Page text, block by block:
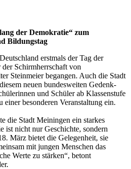
der Demokratie“ zum
Bildungstag
erstmals der Tag der
Schirmherrschaft von
Steinmeier begangen. Auch die Stadt
neuen bundesweiten Gedenk-
und Schüler ab Klassenstufe
einer besonderen Veranstaltung ein.
die Stadt Meiningen ein starkes
ist nicht nur Geschichte, sondern
März bietet die Gelegenheit, sie
mit jungen Menschen das
Werte zu stärken“, betont